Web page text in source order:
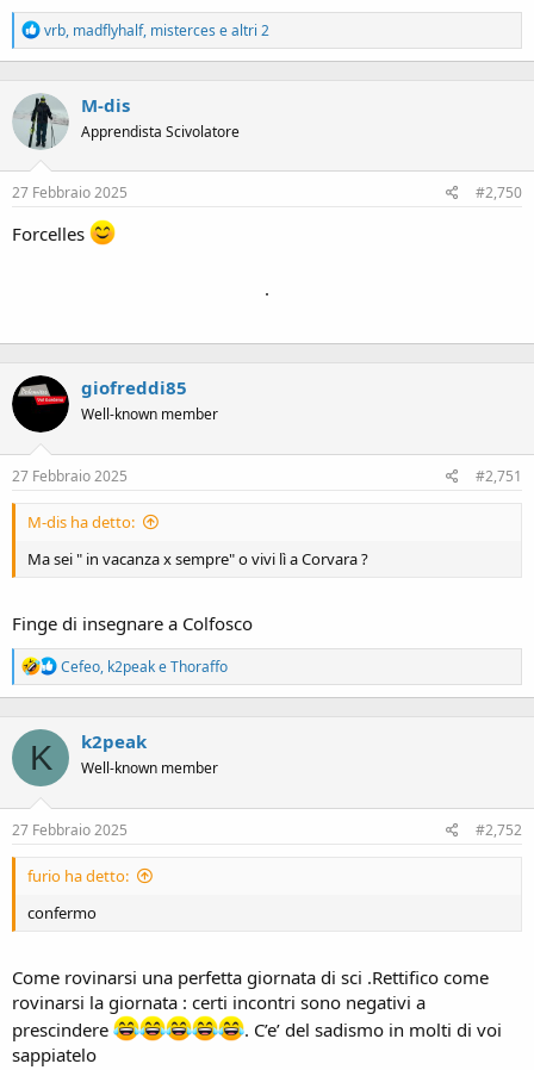
R
e
a
t
i
o
n
:
vrb, madflyhalf, misterces e altri 2
M-dis
Apprendista Scivolatore
27 Febbraio 2025 #2,750
Forcelles
.
giofreddi85
Well-known member
27 Febbraio 2025 #2,751
M-dis ha detto:
Ma sei " in vacanza x sempre" o vivi lì a Corvara ?
Finge di insegnare a Colfosco
R
e
a
t
o
:
Cefeo, k2peakeThoraffo
K k2peak
Well-known member
27 Febbraio 2025 #2,752
furio ha detto:
confermo
Come rovinarsi una perfetta giornata di sci .Rettifico come
rovinarsi la giornata : certi incontri sono negativi a
prescindere
. C’e’ del sadismo in molti di voi
sappiatelo